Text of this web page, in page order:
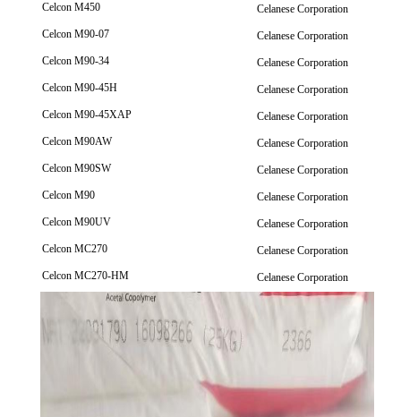
Celcon M450
Celanese Corporation
Celcon M90-07
Celanese Corporation
Celcon M90-34
Celanese Corporation
Celcon M90-45H
Celanese Corporation
Celcon M90-45XAP
Celanese Corporation
Celcon M90AW
Celanese Corporation
Celcon M90SW
Celanese Corporation
Celcon M90
Celanese Corporation
Celcon M90UV
Celanese Corporation
Celcon MC270
Celanese Corporation
Celcon MC270-HM
Celanese Corporation